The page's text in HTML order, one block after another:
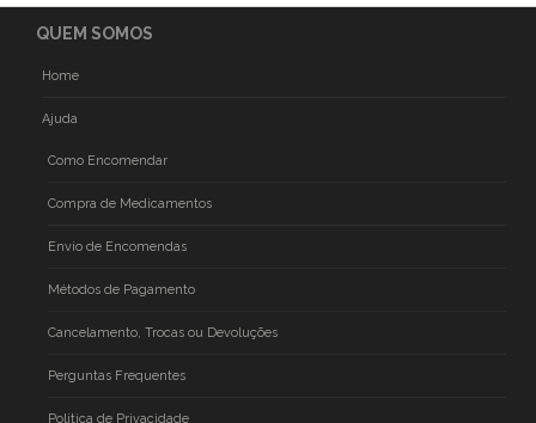
QUEM SOMOS
Home
Ajuda
Como Encomendar
Compra de Medicamentos
Envio de Encomendas
Métodos de Pagamento
Cancelamento, Trocas ou Devoluções
Perguntas Frequentes
Politica de Privacidade